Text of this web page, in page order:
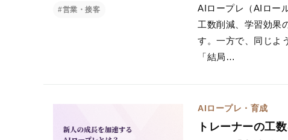
#営業・接客
AIロープレ（AIロー
工数削減、学習効果
す。一方で、同じよ
「結局…
AIロープレ・育成
トレーナーの工